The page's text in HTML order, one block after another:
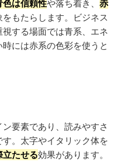
色は信頼性や落ち着き、赤
もたらします。ビジネス
する場面では青系、エネ
には赤系の色彩を使うと
要素であり、読みやすさ
。太字やイタリック体を
立たせる効果があります。